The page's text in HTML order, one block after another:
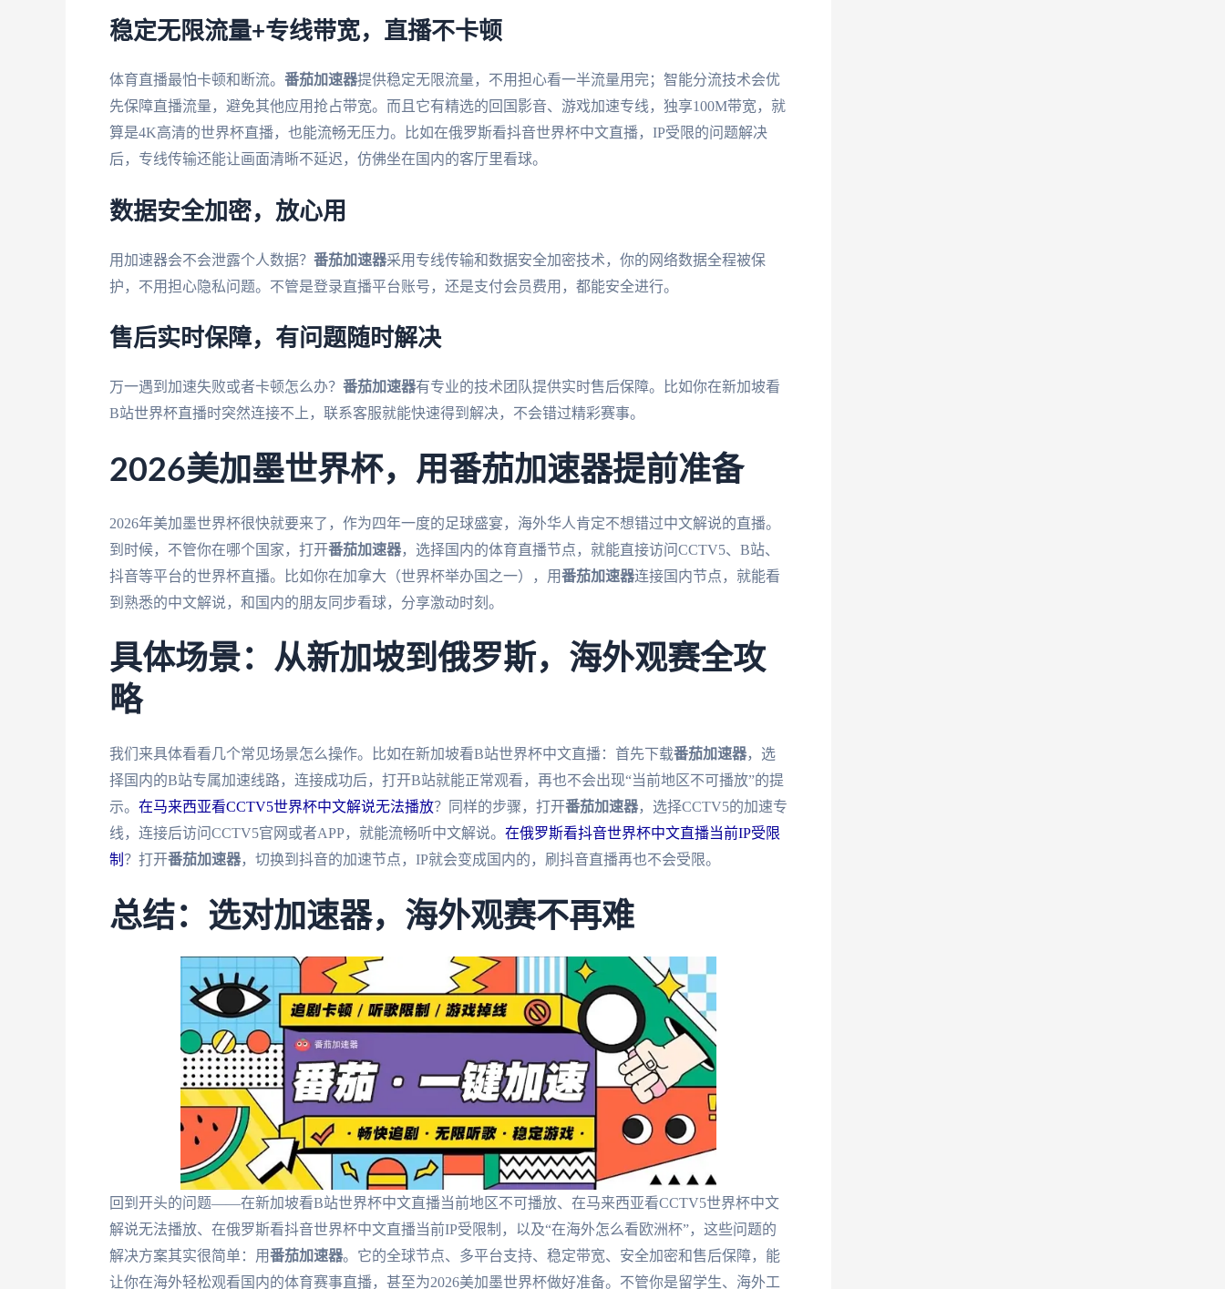
稳定无限流量+专线带宽，直播不卡顿
体育直播最怕卡顿和断流。 番茄加速器提供稳定无限流量，不用担心看一半流量用完；智能分流技术会优
先保障直播流量，避免其他应用抢占带宽。而且它有精选的回国影音、游戏加速专线，独享100M带宽，就
算是4K高清的世界杯直播，也能流畅无压力。比如在俄罗斯看抖音世界杯中文直播，IP受限的问题解决
后，专线传输还能让画面清晰不延迟，仿佛坐在国内的客厅里看球。
数据安全加密，放心用
用加速器会不会泄露个人数据？ 番茄加速器采用专线传输和数据安全加密技术，你的网络数据全程被保
护，不用担心隐私问题。不管是登录直播平台账号，还是支付会员费用，都能安全进行。
售后实时保障，有问题随时解决
万一遇到加速失败或者卡顿怎么办？ 番茄加速器有专业的技术团队提供实时售后保障。比如你在新加坡看
B站世界杯直播时突然连接不上，联系客服就能快速得到解决，不会错过精彩赛事。
2026美加墨世界杯，用番茄加速器提前准备
2026年美加墨世界杯很快就要来了，作为四年一度的足球盛宴，海外华人肯定不想错过中文解说的直播。
到时候，不管你在哪个国家，打开番茄加速器，选择国内的体育直播节点，就能直接访问CCTV5、B站、
抖音等平台的世界杯直播。比如你在加拿大（世界杯举办国之一），用番茄加速器连接国内节点，就能看
到熟悉的中文解说，和国内的朋友同步看球，分享激动时刻。
具体场景：从新加坡到俄罗斯，海外观赛全攻
略
我们来具体看看几个常见场景怎么操作。比如在新加坡看B站世界杯中文直播：首先下载番茄加速器，选
择国内的B站专属加速线路，连接成功后，打开B站就能正常观看，再也不会出现“当前地区不可播放”的提
示。 在马来西亚看CCTV5世界杯中文解说无法播放？同样的步骤，打开番茄加速器，选择CCTV5的加速专
线，连接后访问CCTV5官网或者APP，就能流畅听中文解说。 在俄罗斯看抖音世界杯中文直播当前IP受限
制 ？打开番茄加速器，切换到抖音的加速节点，IP就会变成国内的，刷抖音直播再也不会受限。
总结：选对加速器，海外观赛不再难
回到开头的问题——在新加坡看B站世界杯中文直播当前地区不可播放、在马来西亚看CCTV5世界杯中文
解说无法播放、在俄罗斯看抖音世界杯中文直播当前IP受限制，以及“在海外怎么看欧洲杯”，这些问题的
解决方案其实很简单：用番茄加速器。它的全球节点、多平台支持、稳定带宽、安全加密和售后保障，能
让你在海外轻松观看国内的体育赛事直播，甚至为2026美加墨世界杯做好准备。不管你是留学生、海外工